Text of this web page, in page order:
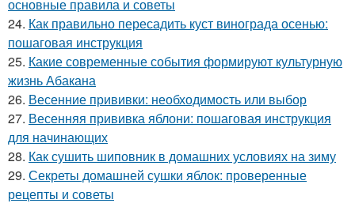
основные правила и советы
24. Как правильно пересадить куст винограда осенью:
пошаговая инструкция
25. Какие современные события формируют культурную
жизнь Абакана
26. Весенние прививки: необходимость или выбор
27. Весенняя прививка яблони: пошаговая инструкция
для начинающих
28. Как сушить шиповник в домашних условиях на зиму
29. Секреты домашней сушки яблок: проверенные
рецепты и советы